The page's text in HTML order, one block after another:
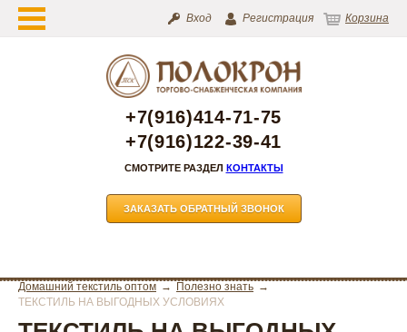
Вход Регистрация Корзина
+7(916)414-71-75
+7(916)122-39-41
СМОТРИТЕ РАЗДЕЛ КОНТАКТЫ
ЗАКАЗАТЬ ОБРАТНЫЙ ЗВОНОК
Домашний текстиль оптом
Полезно знать
ТЕКСТИЛЬ НА ВЫГОДНЫХ УСЛОВИЯХ